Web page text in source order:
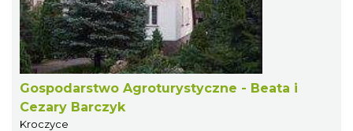
Gospodarstwo Agroturystyczne - Beata i
Cezary Barczyk
Kroczyce